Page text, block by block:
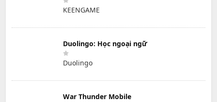
KEENGAME
Duolingo: Học ngoại ngữ
Duolingo
War Thunder Mobile